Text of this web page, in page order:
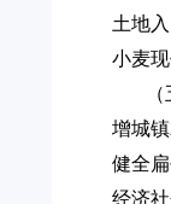
土地
小麦
增城
健全
经济